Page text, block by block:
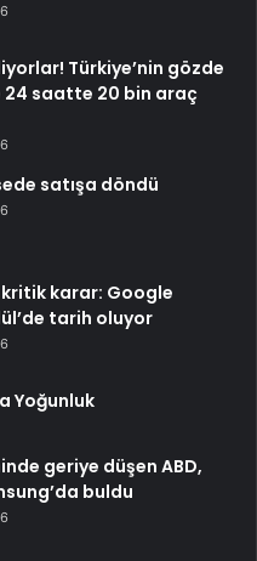
Türkiye’nin gözde
saatte 20 bin araç
satışa döndü
karar: Google
tarih oluyor
Yoğunluk
geriye düşen ABD,
buldu